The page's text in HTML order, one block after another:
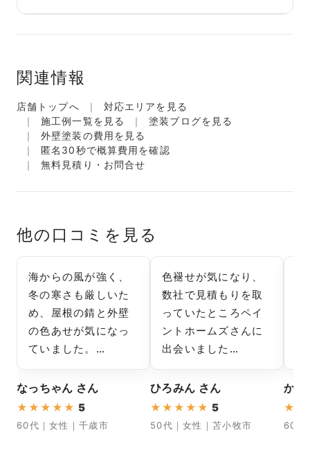
関連情報
店舗トップへ
対応エリアを見る
施工例一覧を見る
塗装ブログを見る
外壁塗装の費用を見る
匿名30秒で概算費用を確認
無料見積り・お問合せ
他の口コミを見る
海からの風が強く、
冬の寒さも厳しいた
め、屋根の錆と外壁
の色あせが気になっ
ていました。…
なっちゃん さん
★ ★ ★ ★ ★ 5
60代｜女性｜千歳市
色褪せが気になり、
数社で見積もりを取
っていたところペイ
ントホームズさんに
出会いました…
ひろみん さん
★ ★ ★ ★ ★ 5
50代｜女性｜苫小牧市
かず
★
60代